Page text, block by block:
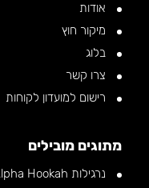
אודות
מיקור חוץ
בלוג
צרו קשר
רישום למועדון לקוחות
מתוגים מובילים
נרגילות Alpha Hookah